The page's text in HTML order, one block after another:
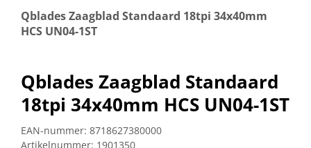
Qblades Zaagblad Standaard 18tpi 34x40mm
HCS UN04-1ST
Qblades Zaagblad Standaard
18tpi 34x40mm HCS UN04-1ST
EAN-nummer: 8718627380000
Artikelnummer: 1901350